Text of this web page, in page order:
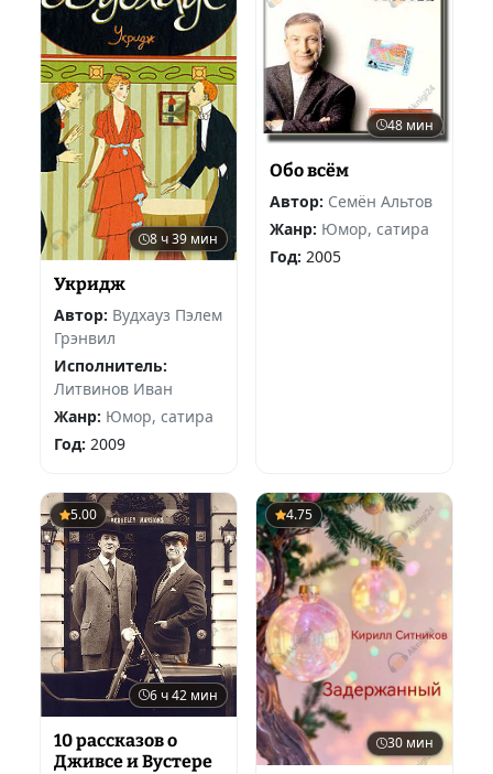
8 ч 39 мин
Укридж
Автор: Вудхауз Пэлем
Грэнвил
Исполнитель:
Литвинов Иван
Жанр: Юмор, сатира
Год: 2009
48 мин
Обо всём
Автор: Семён Альтов
Жанр: Юмор, сатира
Год: 2005
5.00
6 ч 42 мин
10 рассказов о
Дживсе и Вустере
4.75
30 мин